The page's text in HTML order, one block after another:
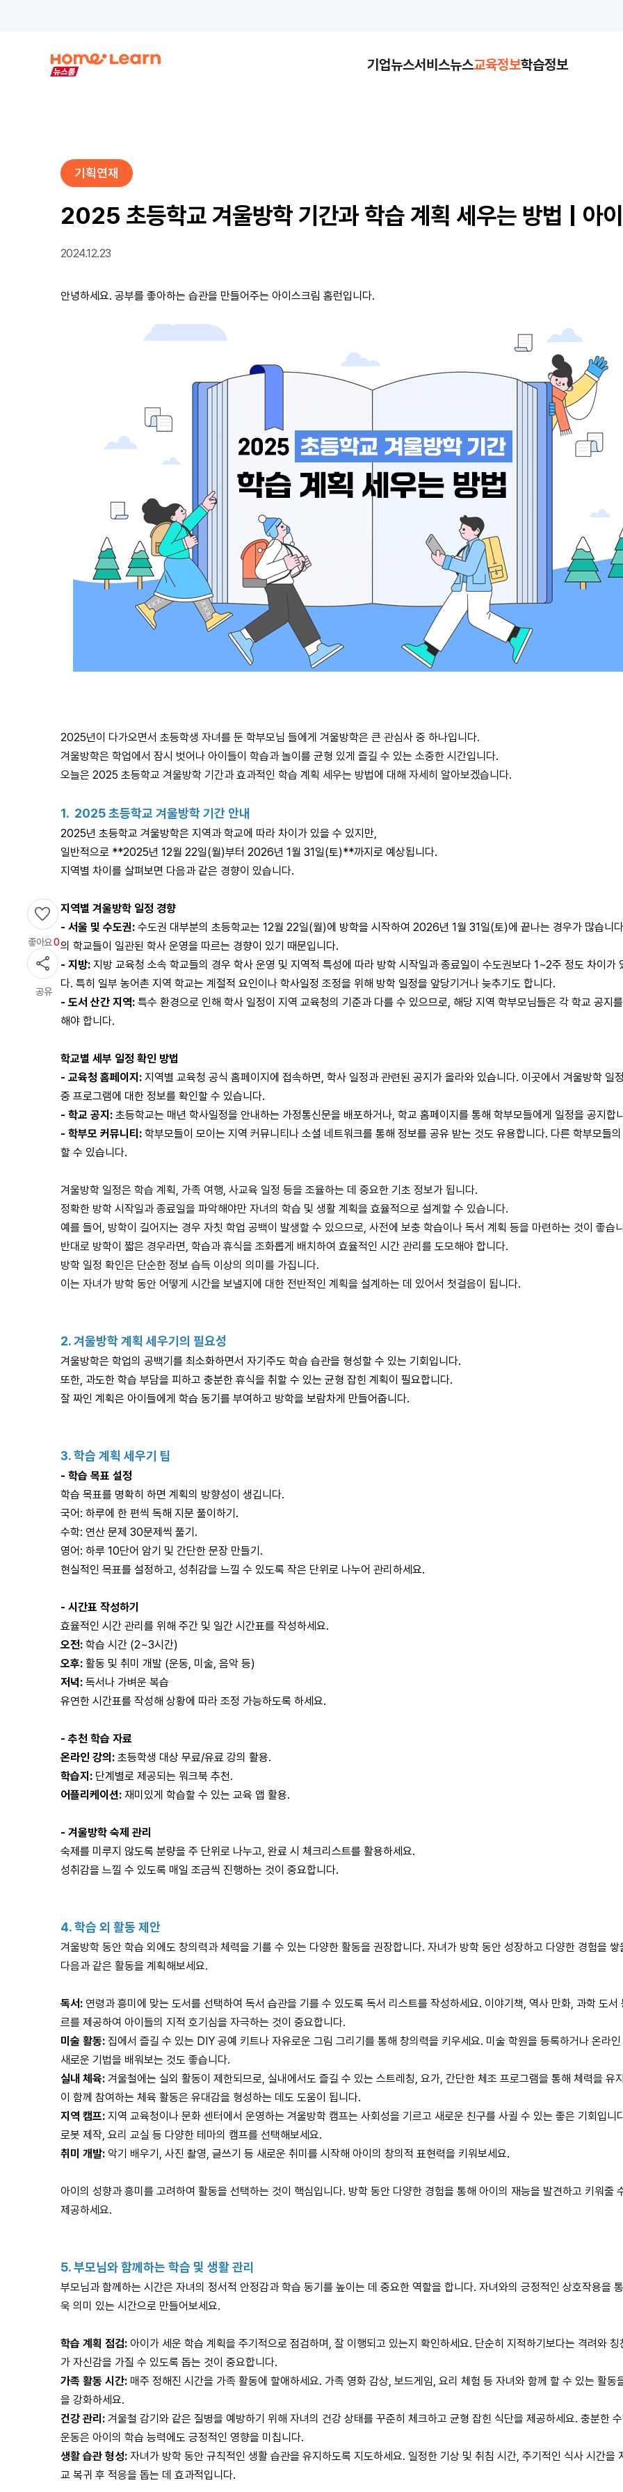
기업뉴스서비스뉴스교육정보학습정보
좋아요0
공유
기획연재
2025 초등학교 겨울방학 기간과 학습 계획 세우는 방법 | 아
2024.12.23
안녕하세요. 공부를 좋아하는 습관을 만들어주는 아이스크림 홈런입니다.
2025년이 다가오면서 초등학생 자녀를 둔 학부모님 들에게 겨울방학은 큰 관심사 중 하나입니다.
겨울방학은 학업에서 잠시 벗어나 아이들이 학습과 놀이를 균형 있게 즐길 수 있는 소중한 시간입니다.
오늘은 2025 초등학교 겨울방학 기간과 효과적인 학습 계획 세우는 방법에 대해 자세히 알아보겠습니다.
1. 2025초등학교 겨울방학 기간 안내
2025년 초등학교 겨울방학은 지역과 학교에 따라 차이가 있을 수 있지만,
일반적으로 **2025년 12월 22일(월)부터 2026년 1월 31일(토)**까지로 예상됩니다.
지역별 차이를 살펴보면 다음과 같은 경향이 있습니다.
지역별 겨울방학 일정 경향
- 서울 및 수도권: 수도권 대부분의 초등학교는 12월 22일(월)에 방학을 시작하여 2026년 1월 31일(토)에 끝나는 경우가 많습니
의 학교들이 일관된 학사 운영을 따르는 경향이 있기 때문입니다.
- 지방: 지방 교육청 소속 학교들의 경우 학사 운영 및 지역적 특성에 따라 방학 시작일과 종료일이 수도권보다 1~2주 정도 차이가
다. 특히 일부 농어촌 지역 학교는 계절적 요인이나 학사일정 조정을 위해 방학 일정을 앞당기거나 늦추기도 합니다.
- 도서 산간 지역: 특수 환경으로 인해 학사 일정이 지역 교육청의 기준과 다를 수 있으므로, 해당 지역 학부모님들은 각 학교 공지
해야 합니다.
학교별 세부 일정 확인 방법
- 교육청 홈페이지:지역별 교육청 공식 홈페이지에 접속하면, 학사 일정과 관련된 공지가 올라와 있습니다. 이곳에서 겨울방학 일
중 프로그램에 대한 정보를 확인할 수 있습니다.
- 학교 공지:초등학교는 매년 학사일정을 안내하는 가정통신문을 배포하거나, 학교 홈페이지를 통해 학부모들에게 일정을 공지합
- 학부모 커뮤니티:학부모들이 모이는 지역 커뮤니티나 소셜 네트워크를 통해 정보를 공유 받는 것도 유용합니다. 다른 학부모들
할 수 있습니다.
겨울방학 일정은 학습 계획, 가족 여행, 사교육 일정 등을 조율하는 데 중요한 기초 정보가 됩니다.
정확한 방학 시작일과 종료일을 파악해야만 자녀의 학습 및 생활 계획을 효율적으로 설계할 수 있습니다.
예를 들어, 방학이 길어지는 경우 자칫 학업 공백이 발생할 수 있으므로, 사전에 보충 학습이나 독서 계획 등을 마련하는 것이 좋습
반대로 방학이 짧은 경우라면, 학습과 휴식을 조화롭게 배치하여 효율적인 시간 관리를 도모해야 합니다.
방학 일정 확인은 단순한 정보 습득 이상의 의미를 가집니다.
이는 자녀가 방학 동안 어떻게 시간을 보낼지에 대한 전반적인 계획을 설계하는 데 있어서 첫걸음이 됩니다.
2.겨울방학 계획 세우기의 필요성
겨울방학은 학업의 공백기를 최소화하면서 자기주도 학습 습관을 형성할 수 있는 기회입니다.
또한, 과도한 학습 부담을 피하고 충분한 휴식을 취할 수 있는 균형 잡힌 계획이 필요합니다.
잘 짜인 계획은 아이들에게 학습 동기를 부여하고 방학을 보람차게 만들어줍니다.
3.학습 계획 세우기 팁
- 학습 목표 설정
학습 목표를 명확히 하면 계획의 방향성이 생깁니다.
국어: 하루에 한 편씩 독해 지문 풀이하기.
수학: 연산 문제 30문제씩 풀기.
영어: 하루 10단어 암기 및 간단한 문장 만들기.
현실적인 목표를 설정하고, 성취감을 느낄 수 있도록 작은 단위로 나누어 관리하세요.
- 시간표 작성하기
효율적인 시간 관리를 위해 주간 및 일간 시간표를 작성하세요.
오전:학습 시간 (2~3시간)
오후:활동 및 취미 개발 (운동, 미술, 음악 등)
저녁:독서나 가벼운 복습
유연한 시간표를 작성해 상황에 따라 조정 가능하도록 하세요.
- 추천 학습 자료
온라인 강의:초등학생 대상 무료/유료 강의 활용.
학습지:단계별로 제공되는 워크북 추천.
어플리케이션:재미있게 학습할 수 있는 교육 앱 활용.
- 겨울방학 숙제 관리
숙제를 미루지 않도록 분량을 주 단위로 나누고, 완료 시 체크리스트를 활용하세요.
성취감을 느낄 수 있도록 매일 조금씩 진행하는 것이 중요합니다.
4.학습 외 활동 제안
겨울방학 동안 학습 외에도 창의력과 체력을 기를 수 있는 다양한 활동을 권장합니다. 자녀가 방학 동안 성장하고 다양한 경험을 쌓
다음과 같은 활동을 계획해보세요.
독서: 연령과 흥미에 맞는 도서를 선택하여 독서 습관을 기를 수 있도록 독서 리스트를 작성하세요. 이야기책, 역사 만화, 과학 도서
르를 제공하여 아이들의 지적 호기심을 자극하는 것이 중요합니다.
미술 활동: 집에서 즐길 수 있는 DIY 공예 키트나 자유로운 그림 그리기를 통해 창의력을 키우세요. 미술 학원을 등록하거나 온라
새로운 기법을 배워보는 것도 좋습니다.
실내 체육: 겨울철에는 실외 활동이 제한되므로, 실내에서도 즐길 수 있는 스트레칭, 요가, 간단한 체조 프로그램을 통해 체력을 유
이 함께 참여하는 체육 활동은 유대감을 형성하는 데도 도움이 됩니다.
지역 캠프: 지역 교육청이나 문화 센터에서 운영하는 겨울방학 캠프는 사회성을 기르고 새로운 친구를 사귈 수 있는 좋은 기회입니
로봇 제작, 요리 교실 등 다양한 테마의 캠프를 선택해보세요.
취미 개발: 악기 배우기, 사진 촬영, 글쓰기 등 새로운 취미를 시작해 아이의 창의적 표현력을 키워보세요.
아이의 성향과 흥미를 고려하여 활동을 선택하는 것이 핵심입니다. 방학 동안 다양한 경험을 통해 아이의 재능을 발견하고 키워줄
제공하세요.
5.부모님와 함께하는 학습 및 생활 관리
부모님과 함께하는 시간은 자녀의 정서적 안정감과 학습 동기를 높이는 데 중요한 역할을 합니다. 자녀와의 긍정적인 상호작용을
욱 의미 있는 시간으로 만들어보세요.
학습 계획 점검: 아이가 세운 학습 계획을 주기적으로 점검하며, 잘 이행되고 있는지 확인하세요. 단순히 지적하기보다는 격려와 칭
가 자신감을 가질 수 있도록 돕는 것이 중요합니다.
가족 활동 시간: 매주 정해진 시간을 가족 활동에 할애하세요. 가족 영화 감상, 보드게임, 요리 체험 등 자녀와 함께 할 수 있는 활동
을 강화하세요.
건강 관리: 겨울철 감기와 같은 질병을 예방하기 위해 자녀의 건강 상태를 꾸준히 체크하고 균형 잡힌 식단을 제공하세요. 충분한
운동은 아이의 학습 능력에도 긍정적인 영향을 미칩니다.
생활 습관 형성: 자녀가 방학 동안 규칙적인 생활 습관을 유지하도록 지도하세요. 일정한 기상 및 취침 시간, 주기적인 식사 시간을
교 복귀 후 적응을 돕는 데 효과적입니다.
문해력이 오른 아이들의
홈런 독서챌린지가 발견한 아이들의
독서와 기록을 통한 성장 응원
이벤트
‘읽고 쓰고 성장하라!’ 진행
홈런 독서챌린지 6월 참여 이벤트
2% 부족한 인공지능? 우리는
‘모두를 위한 AI'가 필요해!
AI가 모두를 위한 기술이 되려면?
다양성을 존중하는 AI 윤리 수업
이름부터 주소까
정보를 공유하는 중?